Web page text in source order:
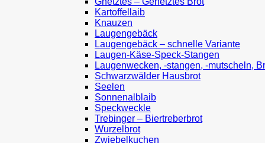
Kartoffellaib
Knauzen
Laugengebäck
Laugengebäck – schnelle Variante
Laugen-Käse-Speck-Stangen
Laugenwecken, -stangen, -mutscheln,
Schwarzwälder Hausbrot
Seelen
Sonnenalblaib
Speckweckle
Trebinger – Biertreberbrot
Wurzelbrot
Zwiebelkuchen